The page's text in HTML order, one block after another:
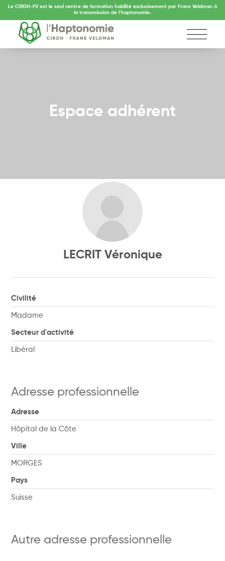
Le CIRDH-FV est le seul centre de formation habilité exclusivement par Frans Veldman à
la transmission de l’haptonomie.
Espace adhérent
LECRIT Véronique
Civilité
Madame
Secteur d'activité
Libéral
Adresse professionnelle
Adresse
Hôpital de la Côte
Ville
MORGES
Pays
Suisse
Autre adresse professionnelle